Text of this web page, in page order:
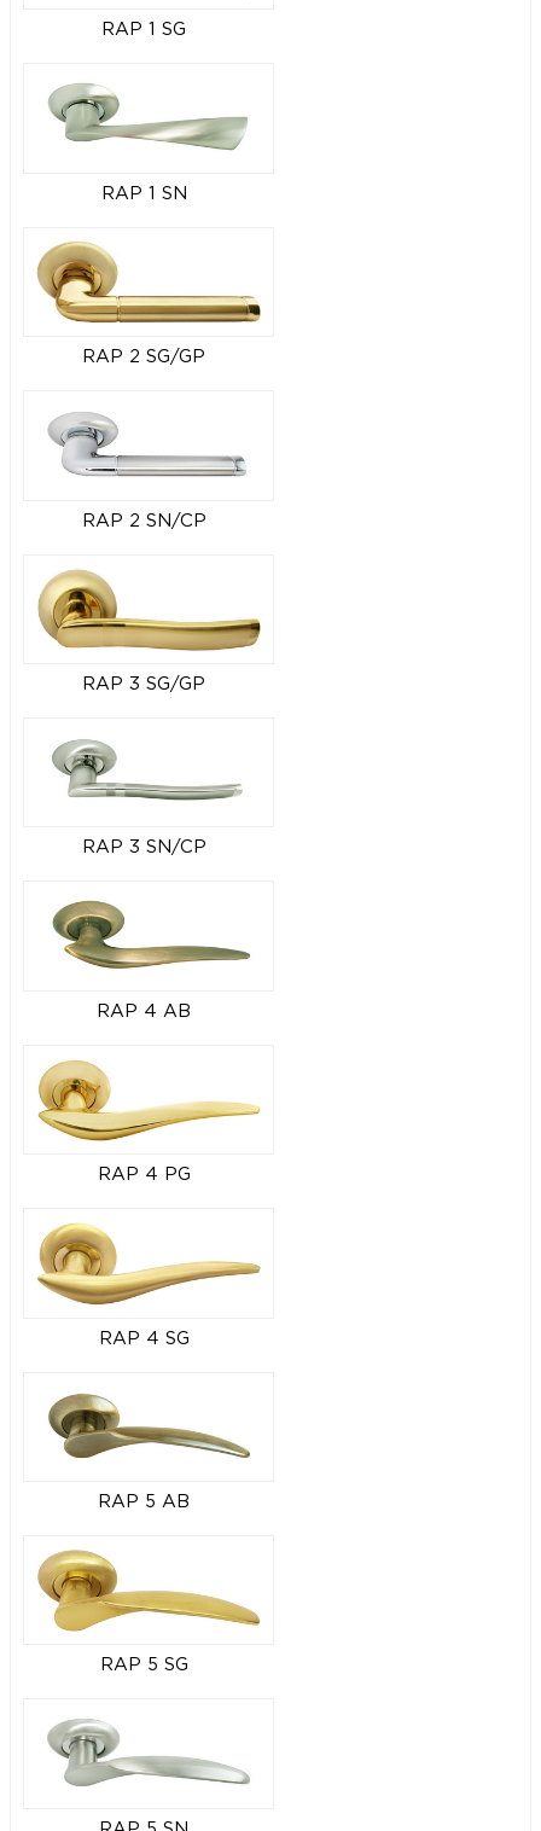
RAP 1 SG
RAP 1 SN
RAP 2 SG/GP
RAP 2 SN/CP
RAP 3 SG/GP
RAP 3 SN/CP
RAP 4 AB
RAP 4 PG
RAP 4 SG
RAP 5 AB
RAP 5 SG